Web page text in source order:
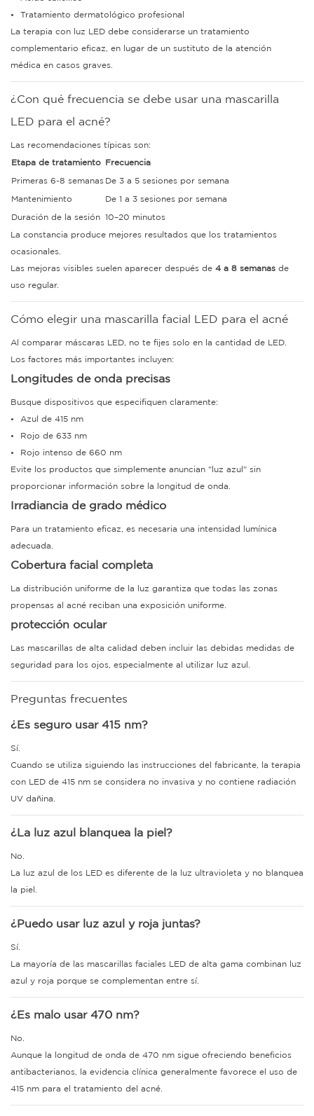
Tratamiento dermatológico profesional
La terapia con luz LED debe considerarse un tratamiento
complementario eficaz, en lugar de un sustituto de la atención
médica en casos graves.
¿Con qué frecuencia se debe usar una mascarilla
LED para el acné?
Las recomendaciones típicas son:
Etapa de tratamiento Frecuencia
Primeras 6-8 semanas De 3 a 5 sesiones por semana
Mantenimiento De 1 a 3 sesiones por semana
Duración de la sesión 10–20 minutos
La constancia produce mejores resultados que los tratamientos
ocasionales.
Las mejoras visibles suelen aparecer después de 4 a 8 semanas de
uso regular.
Cómo elegir una mascarilla facial LED para el acné
Al comparar máscaras LED, no te fijes solo en la cantidad de LED.
Los factores más importantes incluyen:
Longitudes de onda precisas
Busque dispositivos que especifiquen claramente:
Azul de 415 nm
Rojo de 633 nm
Rojo intenso de 660 nm
Evite los productos que simplemente anuncian "luz azul" sin
proporcionar información sobre la longitud de onda.
Irradiancia de grado médico
Para un tratamiento eficaz, es necesaria una intensidad lumínica
adecuada.
Cobertura facial completa
La distribución uniforme de la luz garantiza que todas las zonas
propensas al acné reciban una exposición uniforme.
protección ocular
Las mascarillas de alta calidad deben incluir las debidas medidas de
seguridad para los ojos, especialmente al utilizar luz azul.
Preguntas frecuentes
¿Es seguro usar 415 nm?
Sí.
Cuando se utiliza siguiendo las instrucciones del fabricante, la terapia
con LED de 415 nm se considera no invasiva y no contiene radiación
UV dañina.
¿La luz azul blanquea la piel?
No.
La luz azul de los LED es diferente de la luz ultravioleta y no blanquea
la piel.
¿Puedo usar luz azul y roja juntas?
Sí.
La mayoría de las mascarillas faciales LED de alta gama combinan luz
azul y roja porque se complementan entre sí.
¿Es malo usar 470 nm?
No.
Aunque la longitud de onda de 470 nm sigue ofreciendo beneficios
antibacterianos, la evidencia clínica generalmente favorece el uso de
415 nm para el tratamiento del acné.